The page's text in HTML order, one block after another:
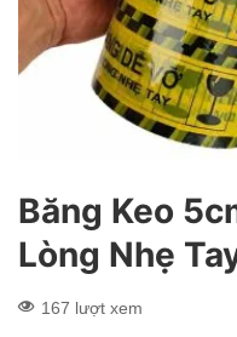
Băng Keo
Lòng Nhẹ
167 lượt xem